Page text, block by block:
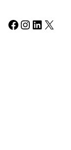
Facebook Instagram LinkedIn X